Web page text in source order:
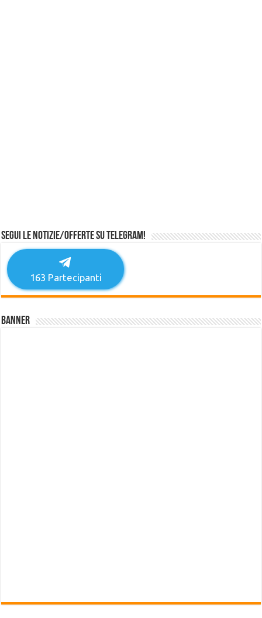
Segui le notizie/offerte su Telegram!
163 Partecipanti
Banner